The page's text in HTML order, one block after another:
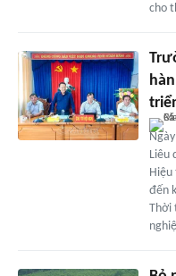
cho
Liêu
đến
Thời